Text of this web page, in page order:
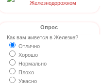
Опрос
Как вам живется в Железке?
Отлично
Хорошо
Нормально
Плохо
Ужасно